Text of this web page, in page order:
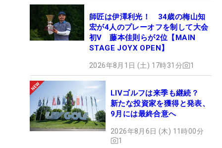
師匠は伊澤利光！ 34歳の梅山知
宏が4人のプレーオフを制して大会
初V 藤本佳則らが2位【MAIN
STAGE JOYX OPEN】
2026年8月1日 (土) 17時31分 1
LIVゴルフは来季も継続？
新たな投資家を獲得と発表、
9月には最終合意へ
2026年8月6日 (木) 11時00分
1